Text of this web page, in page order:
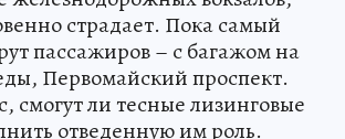
страдает. Пока самый
пассажиров – с багажом на
Первомайский проспект.
смогут ли тесные лизинговые
отведенную им роль.